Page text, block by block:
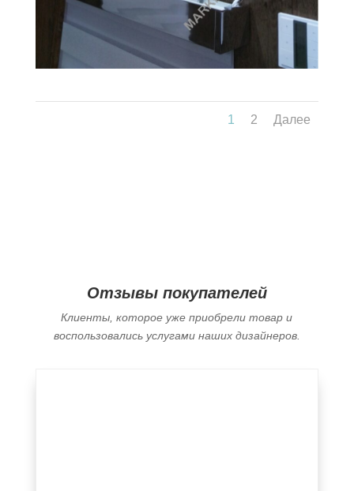
1 2 Далее
Отзывы покупателей
Клиенты, которое уже приобрели товар и
воспользовались услугами наших дизайнеров.